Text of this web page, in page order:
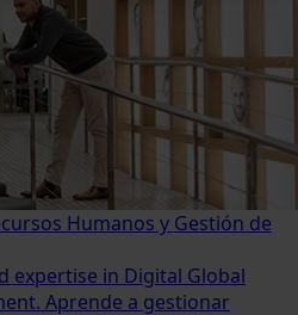
Humanos y Gestión de
expertise in Digital Global
Aprende a gestionar